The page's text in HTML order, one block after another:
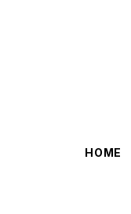
HOME